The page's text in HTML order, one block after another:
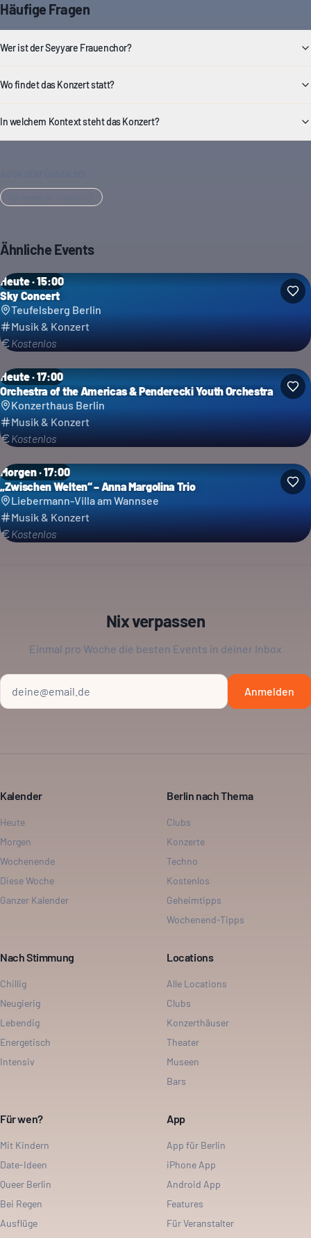
Häufige Fragen
Wer ist der Seyyare Frauenchor?
Wo findet das Konzert statt?
In welchem Kontext steht das Konzert?
Ähnliche Events
Heute · 15:00
Sky Concert
Teufelsberg Berlin
Musik & Konzert
Kostenlos
Heute · 17:00
Orchestra of the Americas & Penderecki Youth Orchestra
Konzerthaus Berlin
Musik & Konzert
Kostenlos
Morgen · 17:00
„Zwischen Welten“ – Anna Margolina Trio
Liebermann-Villa am Wannsee
Musik & Konzert
Kostenlos
Nix verpassen
Einmal pro Woche die besten Events in deiner Inbox
Anmelden
Kalender
Heute
Morgen
Wochenende
Diese Woche
Ganzer Kalender
Berlin nach Thema
Clubs
Konzerte
Techno
Kostenlos
Geheimtipps
Wochenend-Tipps
Nach Stimmung
Chillig
Neugierig
Lebendig
Energetisch
Intensiv
Locations
Alle Locations
Clubs
Konzerthäuser
Theater
Museen
Bars
Für wen?
Mit Kindern
Date-Ideen
Queer Berlin
Bei Regen
Ausflüge
App
App für Berlin
iPhone App
Android App
Features
Für Veranstalter